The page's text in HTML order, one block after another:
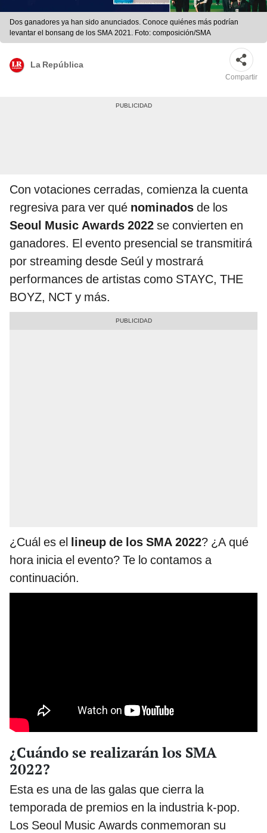
Dos ganadores ya han sido anunciados. Conoce quiénes más podrían
levantar el bonsang de los SMA 2021. Foto: composición/SMA
La República
Compartir
Con votaciones cerradas, comienza la cuenta
regresiva para ver qué nominados de los
Seoul Music Awards 2022 se convierten en
ganadores. El evento presencial se transmitirá
por streaming desde Seúl y mostrará
performances de artistas como STAYC, THE
BOYZ, NCT y más.
¿Cuál es el lineup de los SMA 2022? ¿A qué
hora inicia el evento? Te lo contamos a
continuación.
¿Cuándo se realizarán los SMA
2022?
Esta es una de las galas que cierra la
temporada de premios en la industria k-pop.
Los Seoul Music Awards conmemoran su